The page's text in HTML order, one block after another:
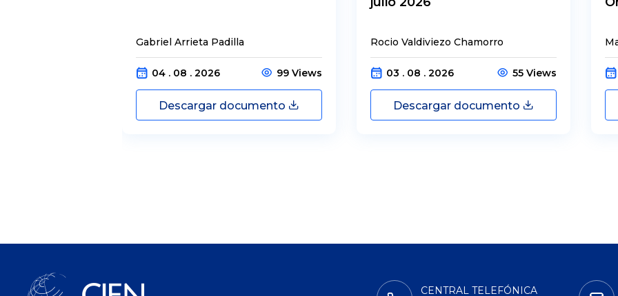
Gabriel Arrieta Padilla
04 . 08 . 2026 99 Views
Descargar documento
Rocio Valdiviezo Chamorro
03 . 08 . 2026 55 Views
Descargar documento
CENTRAL TELEFÓNICA